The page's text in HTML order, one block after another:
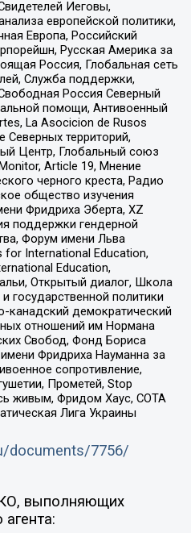
Иеговы,
европейской политики,
Европа, Российский
Русская Америка за
Россия, Глобальная сеть
Служба поддержки,
Россия Северный
помощи, Антивоенный
La Asocicion de Rusos
территорий,
Центр, Глобальный союз
Article 19, Мнение
черного креста, Радио
общество изучения
Фридриха Эберта, XZ
поддержки гендерной
Форум имени Льва
for International Education,
Education,
Открытый диалог, Школа
государственной политики
канадский демократический
отношений им Нормана
Свобод, Фонд Бориса
Фридриха Науманна за
сопротивление,
Прометей, Stop
живым, Фридом Хаус, СОТА
Лига Украины
documents/7756/
выполняющих